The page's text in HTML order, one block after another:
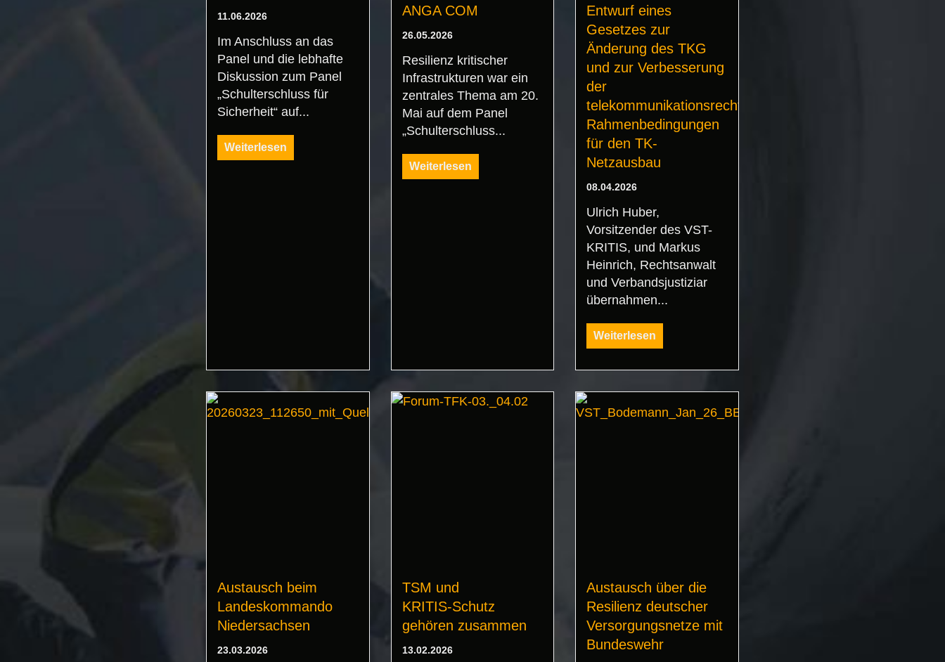
11.06.2026
Im Anschluss an das
Panel und die lebhafte
Diskussion zum Panel
„Schulterschluss für
Sicherheit“ auf...
Weiterlesen
ANGA COM
26.05.2026
Resilienz kritischer
Infrastrukturen war ein
zentrales Thema am 20.
Mai auf dem Panel
„Schulterschluss...
Weiterlesen
Entwurf eines
Gesetzes zur
Änderung des TKG
und zur Verbesserung
der
telekommunikationsrechtlichen
Rahmenbedingungen
für den TK-
Netzausbau
08.04.2026
Ulrich Huber,
Vorsitzender des VST-
KRITIS, und Markus
Heinrich, Rechtsanwalt
und Verbandsjustiziar
übernahmen...
Weiterlesen
Austausch beim
Landeskommando
Niedersachsen
23.03.2026
TSM und
KRITIS‑Schutz
gehören zusammen
13.02.2026
Austausch über die
Resilienz deutscher
Versorgungsnetze mit
Bundeswehr